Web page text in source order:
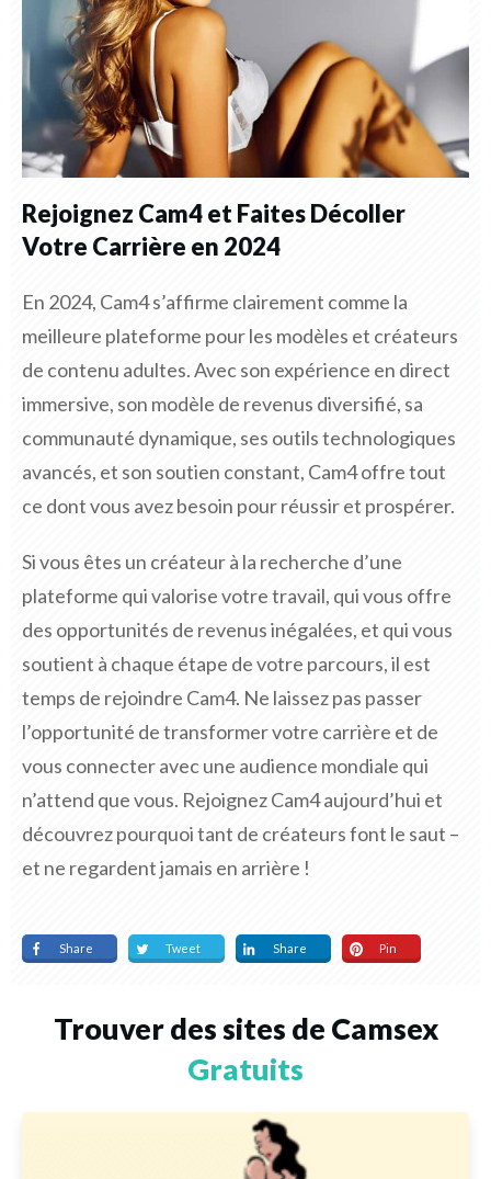
Rejoignez Cam4 et Faites Décoller
Votre Carrière en 2024
En 2024, Cam4 s’affirme clairement comme la
meilleure plateforme pour les modèles et créateurs
de contenu adultes. Avec son expérience en direct
immersive, son modèle de revenus diversifié, sa
communauté dynamique, ses outils technologiques
avancés, et son soutien constant, Cam4 offre tout
ce dont vous avez besoin pour réussir et prospérer.
Si vous êtes un créateur à la recherche d’une
plateforme qui valorise votre travail, qui vous offre
des opportunités de revenus inégalées, et qui vous
soutient à chaque étape de votre parcours, il est
temps de rejoindre Cam4. Ne laissez pas passer
l’opportunité de transformer votre carrière et de
vous connecter avec une audience mondiale qui
n’attend que vous. Rejoignez Cam4 aujourd’hui et
découvrez pourquoi tant de créateurs font le saut –
et ne regardent jamais en arrière !
Share Tweet Share Pin
Trouver des sites de Camsex
Gratuits